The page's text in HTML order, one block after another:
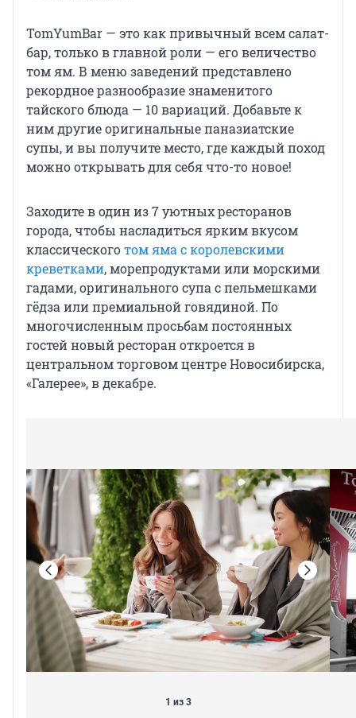
TomYumBar — это как привычный всем салат-
бар, только в главной роли — его величество
том ям. В меню заведений представлено
рекордное разнообразие знаменитого
тайского блюда — 10 вариаций. Добавьте к
ним другие оригинальные паназиатские
супы, и вы получите место, где каждый поход
можно открывать для себя что-то новое!
Заходите в один из 7 уютных ресторанов
города, чтобы насладиться ярким вкусом
классическоготом яма с королевскими
креветками, морепродуктами или морскими
гадами, оригинального супа с пельмешками
гёдза или премиальной говядиной. По
многочисленным просьбам постоянных
гостей новый ресторан откроется в
центральном торговом центре Новосибирска,
«Галерее», в декабре.
1 из 3